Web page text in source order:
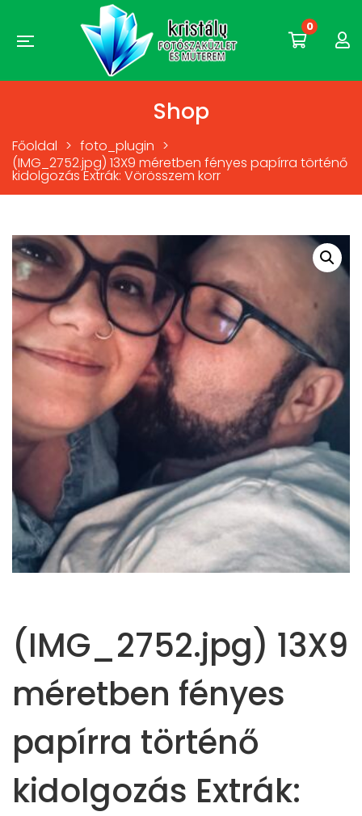
0
Shop
Főoldal > foto_plugin >
(IMG_2752.jpg) 13X9 méretben fényes papírra történő
kidolgozás Extrák: Vörösszem korr
(IMG_2752.jpg) 13X9
méretben fényes
papírra történő
kidolgozás Extrák: